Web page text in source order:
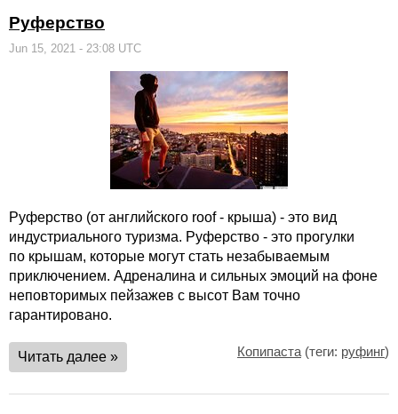
Руферство
Jun 15, 2021 - 23:08 UTC
Руферство (от английского roof - крыша) - это вид
индустриального туризма. Руферство - это прогулки
по крышам, которые могут стать незабываемым
приключением. Адреналина и сильных эмоций на фоне
неповторимых пейзажев с высот Вам точно
гарантировано.
Читать далее » Копипаста (теги: руфинг)